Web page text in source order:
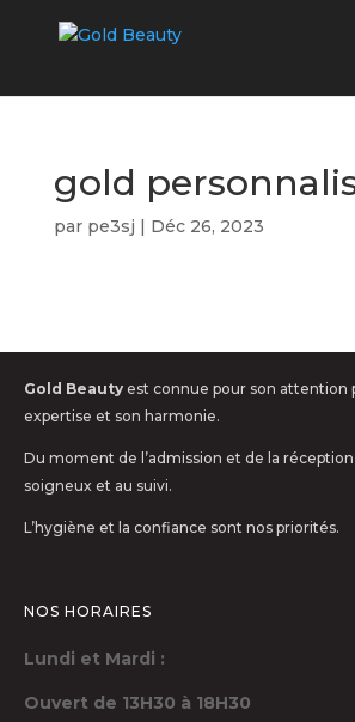
gold
par pe3sj | Déc 26, 2023
Gold Beautyest connue pour son attention
expertise et son harmonie.
Du moment de l’admission et de la
soigneux et au suivi.
L’hygiène et la confiance sont nos priorités.
NOS HORAIRES
Lundi et Mardi :
Ouvert de 13H30 à 18H30